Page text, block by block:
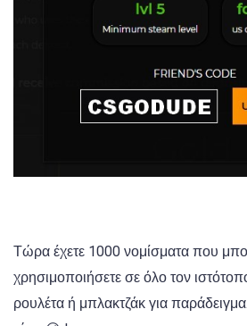
Τώρα έχετε 1000 νομίσματα που
χρησιμοποιήσετε σε όλο τον
ρουλέτα ή μπλακτζάκ για